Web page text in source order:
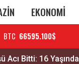
EKONOMİ
BTC 66595.100$
Acı Bitti: 16